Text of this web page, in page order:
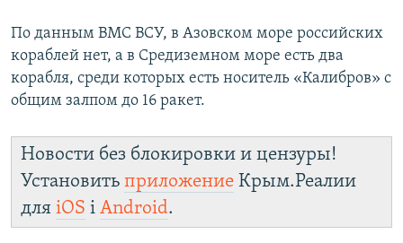
ELIFBE
УКРАИНСКАЯ ПРОБЛЕМА КРЫМА
Все сайты RFE/RL
По данным ВМС ВСУ, в Азовском море российских
кораблей нет, а в Средиземном море есть два
корабля, среди которых есть носитель «Калибров» с
общим залпом до 16 ракет.
Новости без блокировки и цензуры!
Установить приложение Крым.Реалии
для iOS і Android.